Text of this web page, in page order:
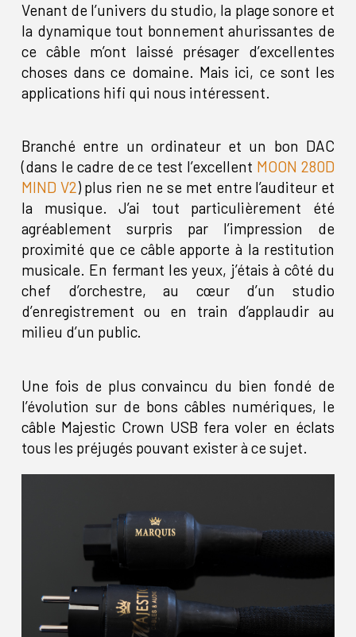
Venant de l’univers du studio, la plage sonore et
la dynamique tout bonnement ahurissantes de
ce câble m’ont laissé présager d’excellentes
choses dans ce domaine. Mais ici, ce sont les
applications hifi qui nous intéressent.
Branché entre un ordinateur et un bon DAC
(dans le cadre de ce test l’excellent MOON 280D
MIND V2) plus rien ne se met entre l’auditeur et
la musique. J’ai tout particulièrement été
agréablement surpris par l’impression de
proximité que ce câble apporte à la restitution
musicale. En fermant les yeux, j’étais à côté du
chef d’orchestre, au cœur d’un studio
d’enregistrement ou en train d’applaudir au
milieu d’un public.
Une fois de plus convaincu du bien fondé de
l’évolution sur de bons câbles numériques, le
câble Majestic Crown USB fera voler en éclats
tous les préjugés pouvant exister à ce sujet.